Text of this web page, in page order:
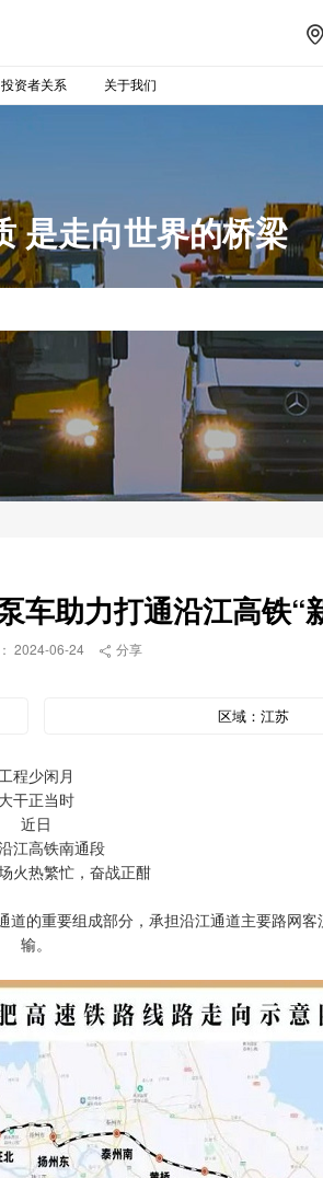

投资者关系 关于我们
是走向世界的桥梁
车助力打通沿江高铁“
2024-06-24  分享
区域：江苏
程少闲月
大干正当时
近日
江高铁南通段
火热繁忙，奋战正酣
的重要组成部分，承担沿江通道主要路网
输。